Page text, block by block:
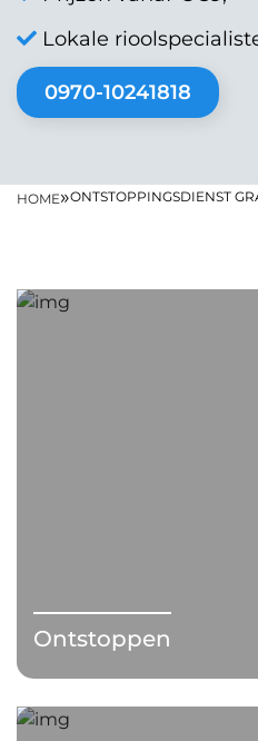
Lokale
0970-10241818
HOME»ONTSTOPPINGSDIENST
Ontstoppen